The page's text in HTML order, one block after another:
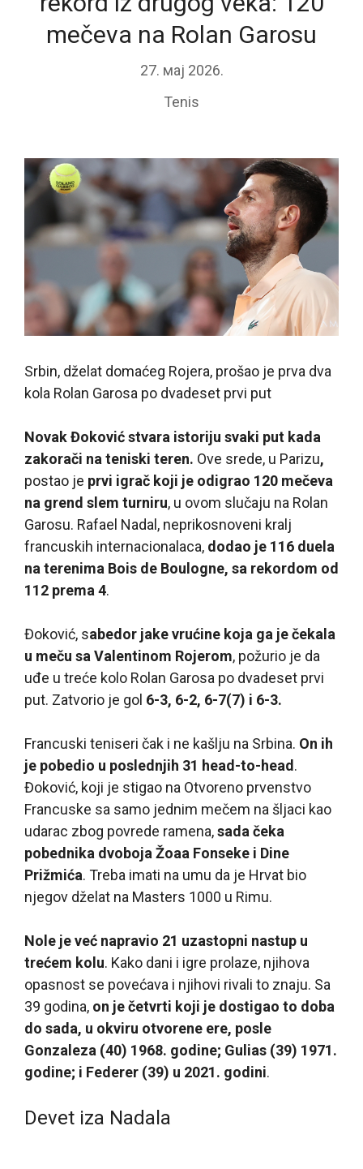
mečeva na Rolan Garosu
27. мај 2026.
Tenis
Srbin, dželat domaćeg Rojera, prošao je prva dva
kola Rolan Garosa po dvadeset prvi put
Novak Đoković stvara istoriju svaki put kada
zakorači na teniski teren. Ove srede, u Parizu,
postao je prvi igrač koji je odigrao 120 mečeva
na grend slem turniru, u ovom slučaju na Rolan
Garosu. Rafael Nadal, neprikosnoveni kralj
francuskih internacionalaca, dodao je 116 duela
na terenima Bois de Boulogne, sa rekordom od
112 prema 4.
Đoković, sabedor jake vrućine koja ga je čekala
u meču sa Valentinom Rojerom, požurio je da
uđe u treće kolo Rolan Garosa po dvadeset prvi
put. Zatvorio je gol 6-3, 6-2, 6-7(7) i 6-3.
Francuski teniseri čak i ne kašlju na Srbina. On ih
je pobedio u poslednjih 31 head-to-head.
Đoković, koji je stigao na Otvoreno prvenstvo
Francuske sa samo jednim mečem na šljaci kao
udarac zbog povrede ramena,sada čeka
pobednika dvoboja Žoaa Fonseke i Dine
Prižmića. Treba imati na umu da je Hrvat bio
njegov dželat na Masters 1000 u Rimu.
Nole je već napravio 21 uzastopni nastup u
trećem kolu. Kako dani i igre prolaze, njihova
opasnost se povećava i njihovi rivali to znaju. Sa
39 godina, on je četvrti koji je dostigao to doba
do sada, u okviru otvorene ere, posle
Gonzaleza (40) 1968. godine; Gulias (39) 1971.
godine; i Federer (39) u 2021. godini.
Devet iza Nadala